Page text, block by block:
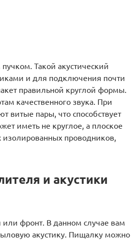
Такой акустический
и для подключения почти
правильной круглой формы.
качественного звука. При
витые пары, что способствует
иметь не круглое, а плоское
изолированных проводников,
и акустики
фронт. В данном случае вам
акустику. Пищалку можно